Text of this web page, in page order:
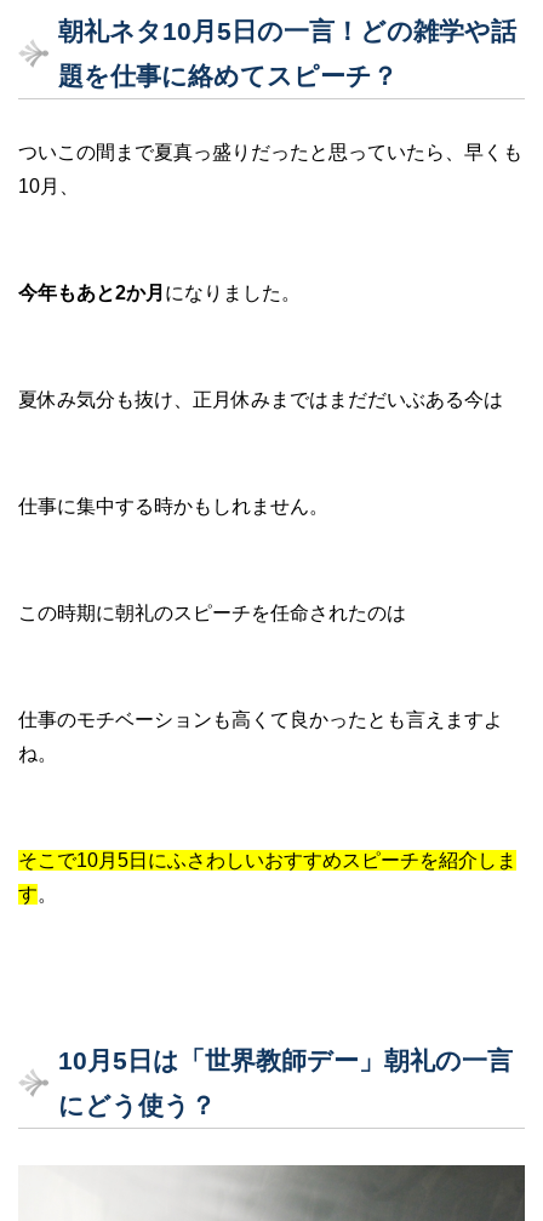
朝礼ネタ10月5日の一言！どの雑学や話
題を仕事に絡めてスピーチ？
ついこの間まで夏真っ盛りだったと思っていたら、早くも
10月、
今年もあと2か月 になりました。
夏休み気分も抜け、正月休みまではまだだいぶある今は
仕事に集中する時かもしれません。
この時期に朝礼のスピーチを任命されたのは
仕事のモチベーションも高くて良かったとも言えますよ
ね。
そこで10月5日にふさわしいおすすめスピーチを紹介しま
す。
10 月5 日は「世界教師デー」朝礼の一言
にどう使う？